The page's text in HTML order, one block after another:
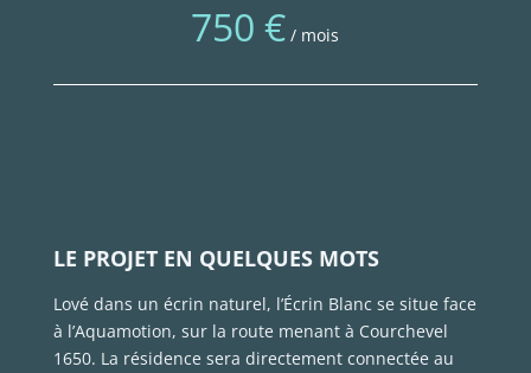
750 € / mois
LE PROJET EN QUELQUES MOTS
Lové dans un écrin naturel, l’Écrin Blanc se situe face
à l’Aquamotion, sur la route menant à Courchevel
1650. La résidence sera directement connectée au